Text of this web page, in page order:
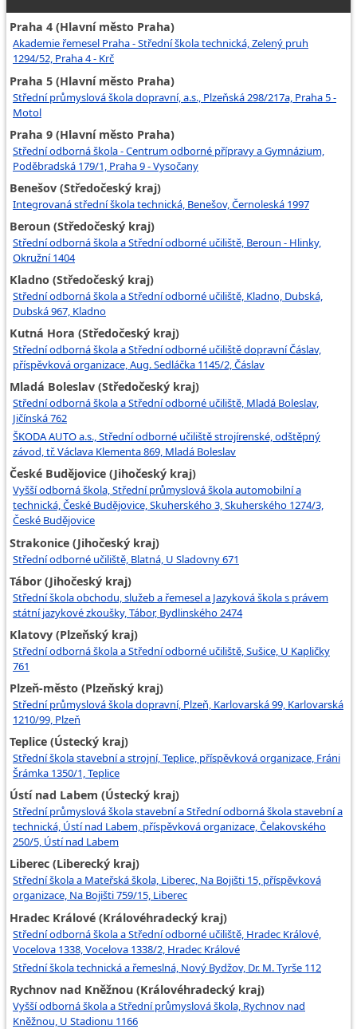
Praha 4 (Hlavní město Praha)
Akademie řemesel Praha - Střední škola technická, Zelený pruh
1294/52, Praha 4 - Krč
Praha 5 (Hlavní město Praha)
Střední průmyslová škola dopravní, a.s., Plzeňská 298/217a, Praha 5 -
Motol
Praha 9 (Hlavní město Praha)
Střední odborná škola - Centrum odborné přípravy a Gymnázium,
Poděbradská 179/1, Praha 9 - Vysočany
Benešov (Středočeský kraj)
Integrovaná střední škola technická, Benešov, Černoleská 1997
Beroun (Středočeský kraj)
Střední odborná škola a Střední odborné učiliště, Beroun - Hlinky,
Okružní 1404
Kladno (Středočeský kraj)
Střední odborná škola a Střední odborné učiliště, Kladno, Dubská,
Dubská 967, Kladno
Kutná Hora (Středočeský kraj)
Střední odborná škola a Střední odborné učiliště dopravní Čáslav,
příspěvková organizace, Aug. Sedláčka 1145/2, Čáslav
Mladá Boleslav (Středočeský kraj)
Střední odborná škola a Střední odborné učiliště, Mladá Boleslav,
Jičínská 762
ŠKODA AUTO a.s., Střední odborné učiliště strojírenské, odštěpný
závod, tř. Václava Klementa 869, Mladá Boleslav
České Budějovice (Jihočeský kraj)
Vyšší odborná škola, Střední průmyslová škola automobilní a
technická, České Budějovice, Skuherského 3, Skuherského 1274/3,
České Budějovice
Strakonice (Jihočeský kraj)
Střední odborné učiliště, Blatná, U Sladovny 671
Tábor (Jihočeský kraj)
Střední škola obchodu, služeb a řemesel a Jazyková škola s právem
státní jazykové zkoušky, Tábor, Bydlinského 2474
Klatovy (Plzeňský kraj)
Střední odborná škola a Střední odborné učiliště, Sušice, U Kapličky
761
Plzeň-město (Plzeňský kraj)
Střední průmyslová škola dopravní, Plzeň, Karlovarská 99, Karlovarská
1210/99, Plzeň
Teplice (Ústecký kraj)
Střední škola stavební a strojní, Teplice, příspěvková organizace, Fráni
Šrámka 1350/1, Teplice
Ústí nad Labem (Ústecký kraj)
Střední průmyslová škola stavební a Střední odborná škola stavební a
technická, Ústí nad Labem, příspěvková organizace, Čelakovského
250/5, Ústí nad Labem
Liberec (Liberecký kraj)
Střední škola a Mateřská škola, Liberec, Na Bojišti 15, příspěvková
organizace, Na Bojišti 759/15, Liberec
Hradec Králové (Královéhradecký kraj)
Střední odborná škola a Střední odborné učiliště, Hradec Králové,
Vocelova 1338, Vocelova 1338/2, Hradec Králové
Střední škola technická a řemeslná, Nový Bydžov, Dr. M. Tyrše 112
Rychnov nad Kněžnou (Královéhradecký kraj)
Vyšší odborná škola a Střední průmyslová škola, Rychnov nad
Kněžnou, U Stadionu 1166